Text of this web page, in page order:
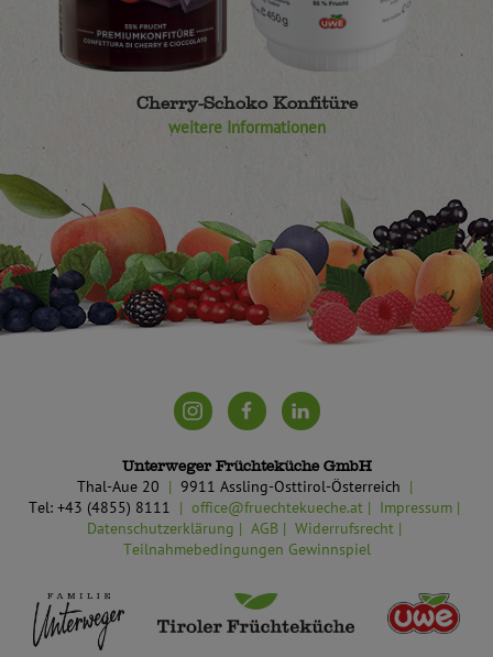
Cherry-Schoko Konfitüre
weitere Informationen
Unterweger Früchteküche GmbH
Thal-Aue 20
9911 Assling-Osttirol-Österreich
Tel: +43 (4855) 8111
office@fruechtekueche.at
Impressum
Datenschutzerklärung
AGB
Widerrufsrecht
Teilnahmebedingungen Gewinnspiel